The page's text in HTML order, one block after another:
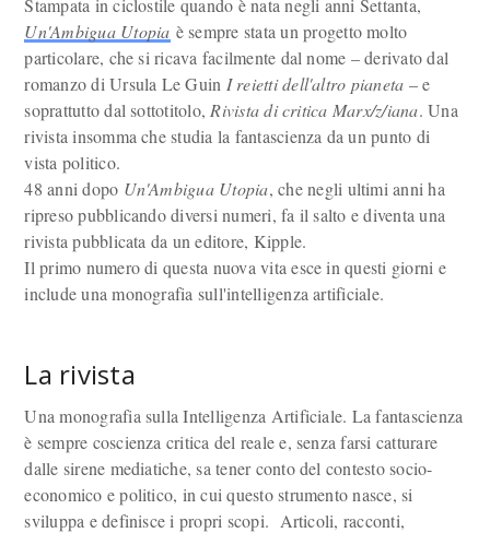
Stampata in ciclostile quando è nata negli anni Settanta,
Un'Ambigua Utopia è sempre stata un progetto molto
particolare, che si ricava facilmente dal nome – derivato dal
romanzo di Ursula Le Guin I reietti dell'altro pianeta – e
soprattutto dal sottotitolo, Rivista di critica Marx/z/iana. Una
rivista insomma che studia la fantascienza da un punto di
vista politico.
48 anni dopo Un'Ambigua Utopia, che negli ultimi anni ha
ripreso pubblicando diversi numeri, fa il salto e diventa una
rivista pubblicata da un editore, Kipple.
Il primo numero di questa nuova vita esce in questi giorni e
include una monografia sull'intelligenza artificiale.
La rivista
Una monografia sulla Intelligenza Artificiale. La fantascienza
è sempre coscienza critica del reale e, senza farsi catturare
dalle sirene mediatiche, sa tener conto del contesto socio-
economico e politico, in cui questo strumento nasce, si
sviluppa e definisce i propri scopi. Articoli, racconti,